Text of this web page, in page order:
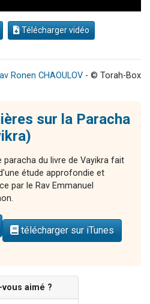
Télécharger vidéo
Ronen CHAOULOV - © Torah-Box
sur la Paracha
paracha du livre de Vayikra fait
étude approfondie et
par le Rav Emmanuel
télécharger sur iTunes
vous aimé ?